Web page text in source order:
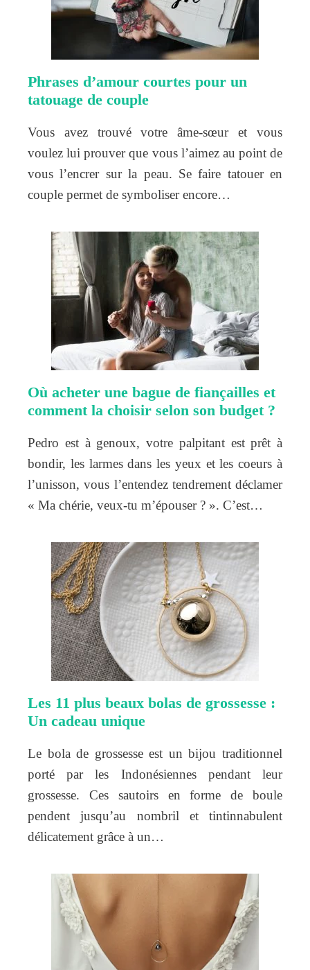
Phrases d’amour courtes pour un
tatouage de couple
Vous avez trouvé votre âme-sœur et vous
voulez lui prouver que vous l’aimez au point de
vous l’encrer sur la peau. Se faire tatouer en
couple permet de symboliser encore…
Où acheter une bague de fiançailles et
comment la choisir selon son budget ?
Pedro est à genoux, votre palpitant est prêt à
bondir, les larmes dans les yeux et les coeurs à
l’unisson, vous l’entendez tendrement déclamer
« Ma chérie, veux-tu m’épouser ? ». C’est…
Les 11 plus beaux bolas de grossesse :
Un cadeau unique
Le bola de grossesse est un bijou traditionnel
porté par les Indonésiennes pendant leur
grossesse. Ces sautoirs en forme de boule
pendent jusqu’au nombril et tintinnabulent
délicatement grâce à un…